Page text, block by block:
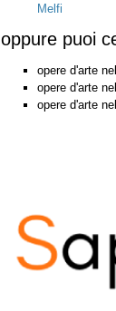
Melfi
oppure puoi
opere d'arte
opere d'arte
opere d'arte